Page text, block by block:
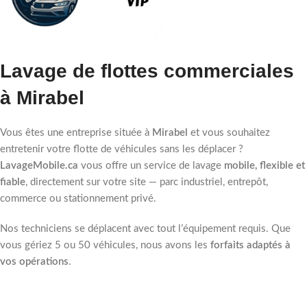
Lavage de flottes commerciales
à Mirabel
Vous êtes une entreprise située à Mirabel et vous souhaitez
entretenir votre flotte de véhicules sans les déplacer ?
LavageMobile.ca vous offre un service de lavage mobile, flexible et
fiable, directement sur votre site — parc industriel, entrepôt,
commerce ou stationnement privé.
Nos techniciens se déplacent avec tout l’équipement requis. Que
vous gériez 5 ou 50 véhicules, nous avons les forfaits adaptés à
vos opérations.